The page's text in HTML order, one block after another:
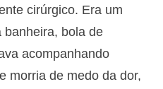
cirúrgico. Era um
banheira, bola de
acompanhando
morria de medo da dor,